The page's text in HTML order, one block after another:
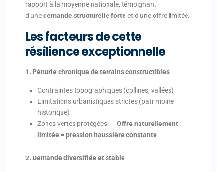
rapport à la moyenne nationale, témoignant
d’unedemande structurelle forteet d’une offre limitée.
Les facteurs de cette
résilience exceptionnelle
1. Pénurie chronique de terrains constructibles
Contraintes topographiques (collines, vallées)
Limitations urbanistiques strictes (patrimoine
historique)
Zones vertes protégées → Offre naturellement
limitée = pression haussière constante
2. Demande diversifiée et stable